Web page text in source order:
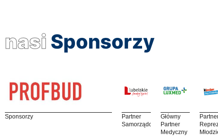
nasi Sponsorzy
Sponsorzy
Partner
Samorządowy
Główny
Partner
Medyczny